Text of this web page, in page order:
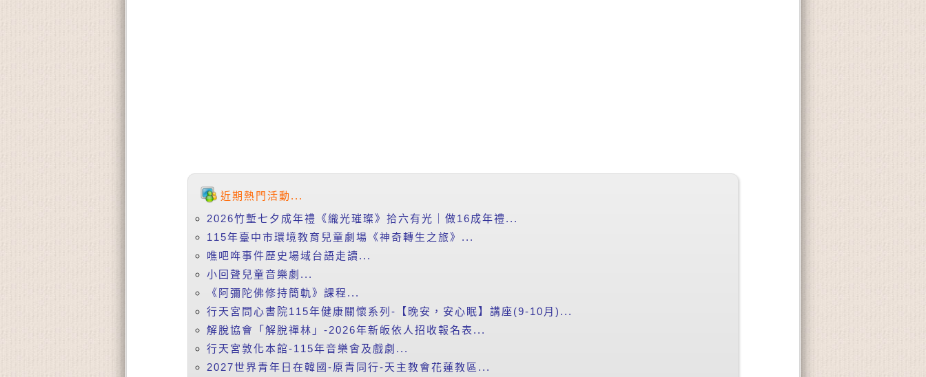
近期熱門活動...
2026竹塹七夕成年禮《織光璀璨》拾六有光｜做16成年禮...
115年臺中市環境教育兒童劇場《神奇轉生之旅》...
噍吧哖事件歷史場域台語走讀...
小回聲兒童音樂劇...
《阿彌陀佛修持簡軌》課程...
行天宮問心書院115年健康關懷系列-【晚安，安心眠】講座(9-10月)...
解脫協會「解脫禪林」-2026年新皈依人招收報名表...
行天宮敦化本館-115年音樂會及戲劇...
2027世界青年日在韓國-原青同行-天主教會花蓮教區...